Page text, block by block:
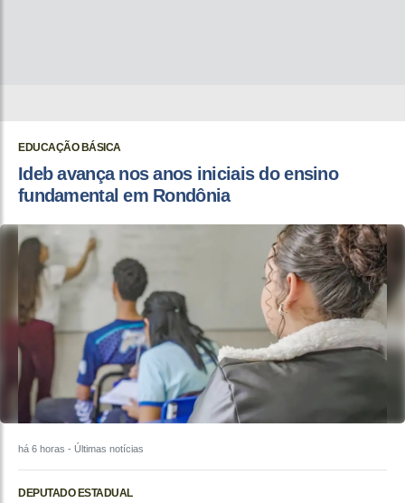
EDUCAÇÃO BÁSICA
Ideb avança nos anos iniciais do ensino
fundamental em Rondônia
há 6 horas - Últimas notícias
DEPUTADO ESTADUAL